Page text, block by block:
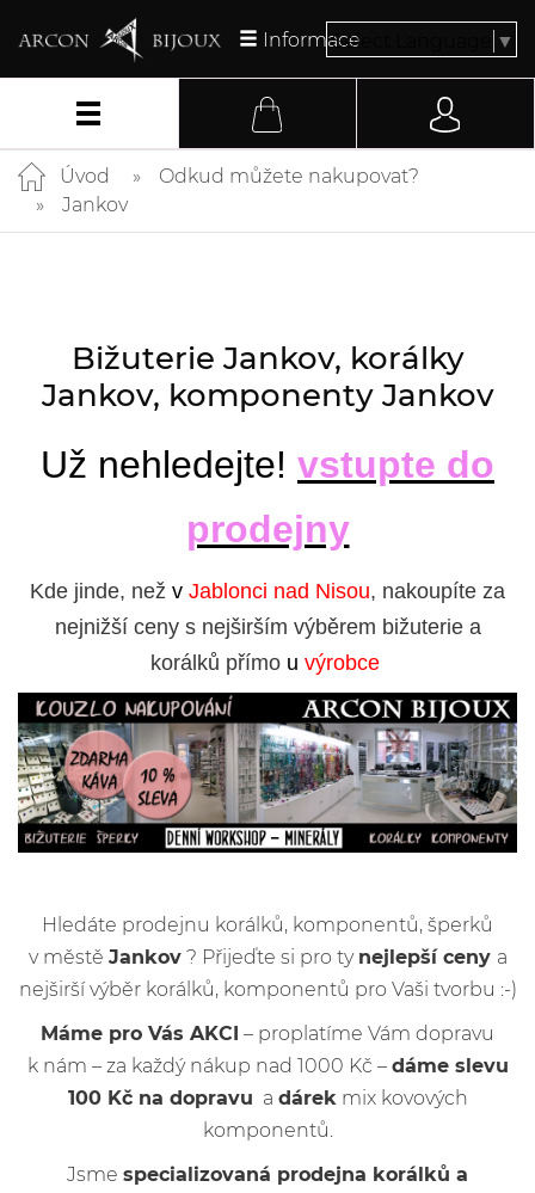
InformaceSelect Language ▼
Úvod
Odkud můžete nakupovat?
Jankov
Bižuterie Jankov, korálky
Jankov, komponenty Jankov
Už nehledejte! vstupte do
prodejny
Kde jinde, než v Jablonci nad Nisou, nakoupíte za
nejnižší ceny s nejširším výběrem bižuterie a
korálků přímo u výrobce
Hledáte prodejnu korálků, komponentů, šperků
v městě Jankov? Přijeďte si pro ty nejlepší ceny a
nejširší výběr korálků, komponentů pro Vaši tvorbu :-)
Máme pro Vás AKCI – proplatíme Vám dopravu
k nám – za každý nákup nad 1000 Kč – dáme slevu
100 Kč na dopravu a dárek mix kovových
komponentů.
Jsme specializovaná prodejna korálků a